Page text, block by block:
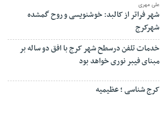
علی مهری
شهر فراتر از کالبد: خوشنویسی و روح گمشده
شهرکرج
خدمات تلفن درسطح شهر کرج با افق دو ساله بر
مبنای فیبر نوری خواهد بود
کرج شناسی ؛ عظیمیه